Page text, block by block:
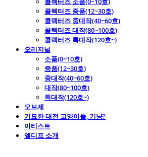
콜렉터즈 중품(12~30호)
콜렉터즈 중대작(40~60호)
콜렉터즈 대작(80~100호)
콜렉터즈 특대작(120호~)
오리지널
소품(0~10호)
중품(12~30호)
중대작(40~60호)
대작(80~100호)
특대작(120호~)
오브제
기묘한 대전 고양이들, 기냥?
아티스트
엘디프 소개